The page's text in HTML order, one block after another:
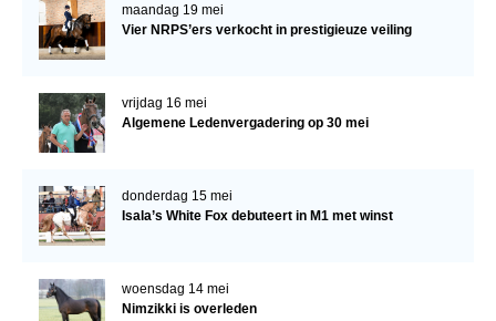
maandag 19 mei
Vier NRPS’ers verkocht in prestigieuze veiling
vrijdag 16 mei
Algemene Ledenvergadering op 30 mei
donderdag 15 mei
Isala’s White Fox debuteert in M1 met winst
woensdag 14 mei
Nimzikki is overleden